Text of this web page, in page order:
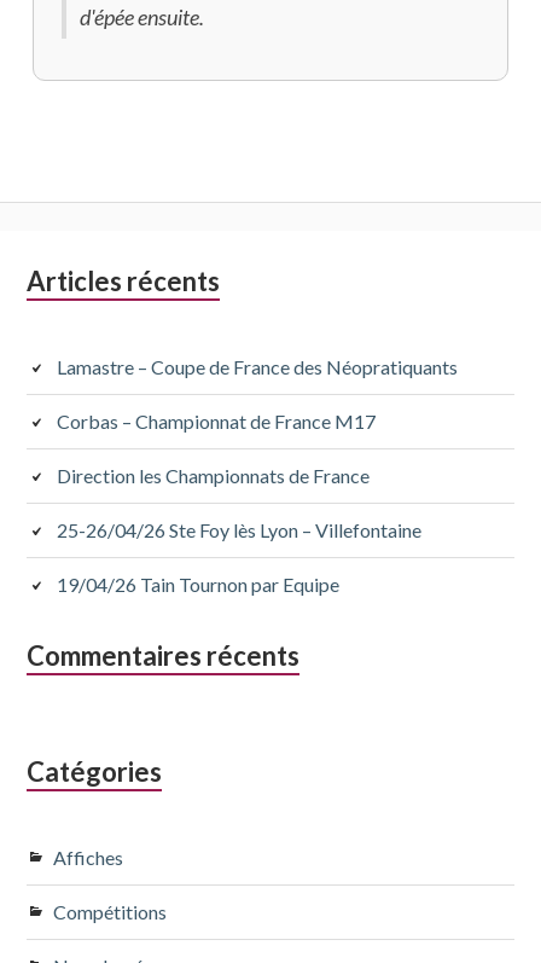
d'épée ensuite.
Colonne
subsidiaire
Articles récents
Lamastre – Coupe de France des Néopratiquants
Corbas – Championnat de France M17
Direction les Championnats de France
25-26/04/26 Ste Foy lès Lyon – Villefontaine
19/04/26 Tain Tournon par Equipe
Commentaires récents
Catégories
Affiches
Compétitions